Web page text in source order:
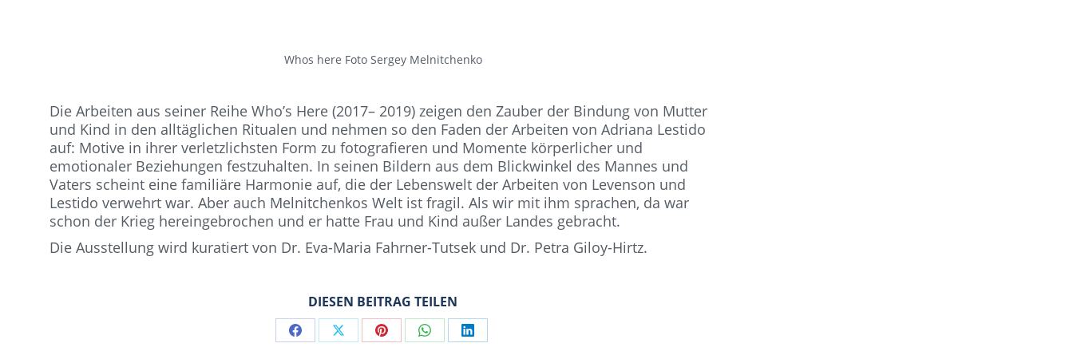
Whos here Foto Sergey Melnitchenko
Die Arbeiten aus seiner Reihe Who’s Here (2017– 2019) zeigen den Zauber der Bindung von Mutter
und Kind in den alltäglichen Ritualen und nehmen so den Faden der Arbeiten von Adriana Lestido
auf: Motive in ihrer verletzlichsten Form zu fotografieren und Momente körperlicher und
emotionaler Beziehungen festzuhalten. In seinen Bildern aus dem Blickwinkel des Mannes und
Vaters scheint eine familiäre Harmonie auf, die der Lebenswelt der Arbeiten von Levenson und
Lestido verwehrt war. Aber auch Melnitchenkos Welt ist fragil. Als wir mit ihm sprachen, da war
schon der Krieg hereingebrochen und er hatte Frau und Kind außer Landes gebracht.
Die Ausstellung wird kuratiert von Dr. Eva-Maria Fahrner-Tutsek und Dr. Petra Giloy-Hirtz.
DIESEN BEITRAG TEILEN
Share Share Share Share Share